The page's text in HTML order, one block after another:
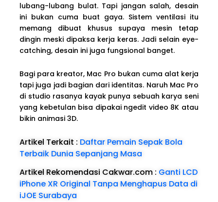
lubang-lubang bulat. Tapi jangan salah, desain
ini bukan cuma buat gaya. Sistem ventilasi itu
memang dibuat khusus supaya mesin tetap
dingin meski dipaksa kerja keras. Jadi selain eye-
catching, desain ini juga fungsional banget.
Bagi para kreator, Mac Pro bukan cuma alat kerja
tapi juga jadi bagian dari identitas. Naruh Mac Pro
di studio rasanya kayak punya sebuah karya seni
yang kebetulan bisa dipakai ngedit video 8K atau
bikin animasi 3D.
Artikel Terkait : Daftar Pemain Sepak Bola
Terbaik Dunia Sepanjang Masa
Artikel Rekomendasi Cakwar.com : Ganti LCD
iPhone XR Original Tanpa Menghapus Data di
iJOE Surabaya